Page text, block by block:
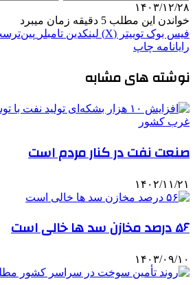
۱۴۰۳/۱۲/۲۸
خواندن این مطلب 5 دقیقه زمان میبرد
فیس بوک توییتر (X) لینکدین ‫تامبلر
رایانامه چاپ
نوشته های مشابه
صنعت نفت در کنار مردم است
۱۴۰۲/۱۱/۲۱
۵۶ درصد مخازن سد ها خالی است
۱۴۰۳/۰۹/۱۰